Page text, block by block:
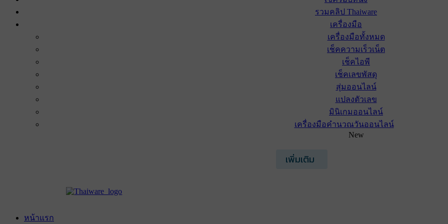
รวมคลิป Thaiware
เครื่องมือ
เครื่องมือทั้งหมด
เช็คความเร็วเน็ต
เช็คไอพี
เช็คเลขพัสดุ
สุ่มออนไลน์
แปลงตัวเลข
มินิเกมออนไลน์
เครื่องมือคำนวณวันออนไลน์
New
เพิ่มเติม
หน้าแรก